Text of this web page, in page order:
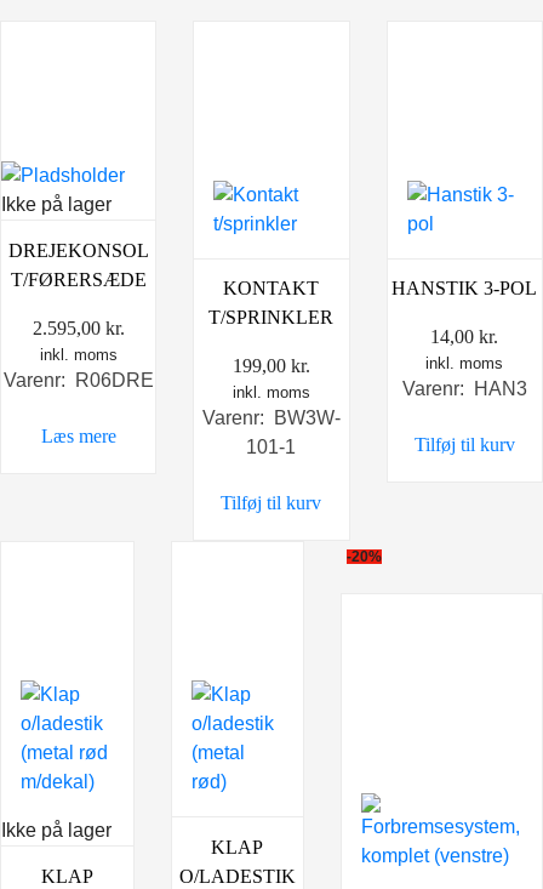
Ikke på lager
DREJEKONSOL
T/FØRERSÆDE
2.595,00 kr.
inkl. moms
Varenr: R06DRE
Læs mere
KONTAKT
T/SPRINKLER
199,00 kr.
inkl. moms
Varenr: BW3W-
101-1
Tilføj til kurv
HANSTIK 3-POL
14,00kr.
inkl. moms
Varenr: HAN3
Tilføj til kurv
Ikke på lager
KLAP
KLAP
O/LADESTIK
-20%